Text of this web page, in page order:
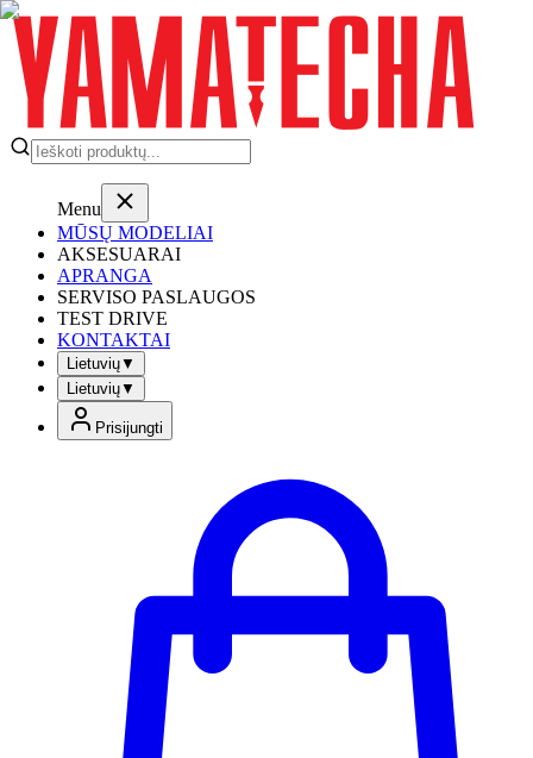
Menu
MŪSŲ MODELIAI
AKSESUARAI
APRANGA
SERVISO PASLAUGOS
TEST DRIVE
KONTAKTAI
Lietuvių▼
Lietuvių▼
Prisijungti